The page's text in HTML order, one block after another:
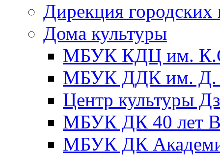
Дирекция городских
Дома культуры
МБУК КДЦ им.
МБУК ДДК им. Д.
Центр культуры
МБУК ДК 40 лет
МБУК ДК